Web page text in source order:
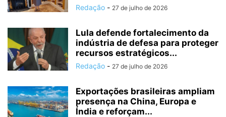
Redação - 27 de julho de 2026
Lula defende fortalecimento da
indústria de defesa para proteger
recursos estratégicos...
Redação - 27 de julho de 2026
Exportações brasileiras ampliam
presença na China, Europa e
Índia e reforçam...